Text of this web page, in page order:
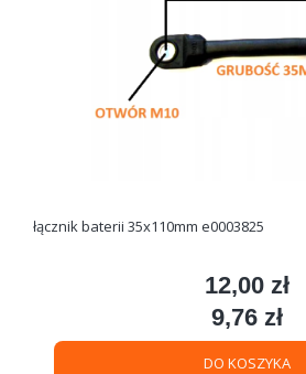
łącznik baterii 35x110mm e0003825
Cena
12,00 zł
Cena
9,76 zł
DO KOSZYKA